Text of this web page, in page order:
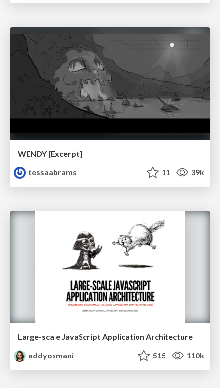
WENDY [Excerpt]
tessaabrams
11 39k
Large-scale JavaScript Application Architecture
addyosmani
515 110k